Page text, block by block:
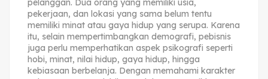
pelanggan. Dua orang yang memiliki usia,
pekerjaan, dan lokasi yang sama belum tentu
memiliki minat atau gaya hidup yang serupa. Karena
itu, selain mempertimbangkan demografi, pebisnis
juga perlu memperhatikan aspek psikografi seperti
hobi, minat, nilai hidup, gaya hidup, hingga
kebiasaan berbelanja. Dengan memahami karakter